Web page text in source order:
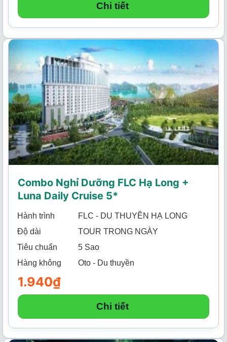
Chi tiết
Combo Nghỉ Dưỡng FLC Hạ Long +
Luna Daily Cruise 5*
Hành trình
FLC - DU THUYỀN HẠ LONG
Độ dài
TOUR TRONG NGÀY
Tiêu chuẩn
5 Sao
Hàng không
Oto - Du thuyền
1.940₫
Chi tiết